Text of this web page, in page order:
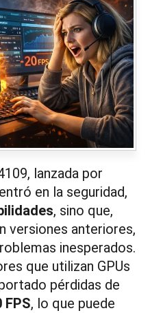
lanzada por
en la seguridad,
, sino que,
versiones anteriores,
inesperados.
que utilizan GPUs
pérdidas de
FPS, lo que puede